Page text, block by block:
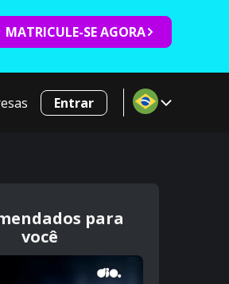
MATRICULE-SE AGORA
Entrar
para
você